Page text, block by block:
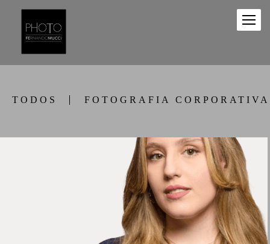
TODOS FOTOGRAFIA CORPORATIVA